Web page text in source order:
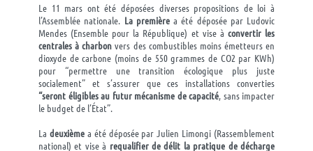
Le 11 mars ont été déposées diverses propositions de loi à
l’Assemblée nationale. La premièrea été déposée par Ludovic
Mendes (Ensemble pour la République) et vise à convertir les
centrales à charbon vers des combustibles moins émetteurs en
dioxyde de carbone (moins de 550 grammes de CO2 par KWh)
pour “permettre une transition écologique plus juste
socialement” et s’assurer que ces installations converties
“seront éligibles au futur mécanisme de capacité, sans impacter
le budget de l’État”.
La deuxièmea été déposée par Julien Limongi (Rassemblement
national) et vise à requalifier de délit la pratique de décharge